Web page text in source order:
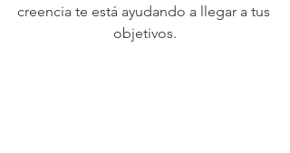
creencia te está ayudando a llegar a tus
objetivos.